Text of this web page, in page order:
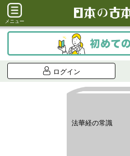
メニュー
ログイン
法華経の常識